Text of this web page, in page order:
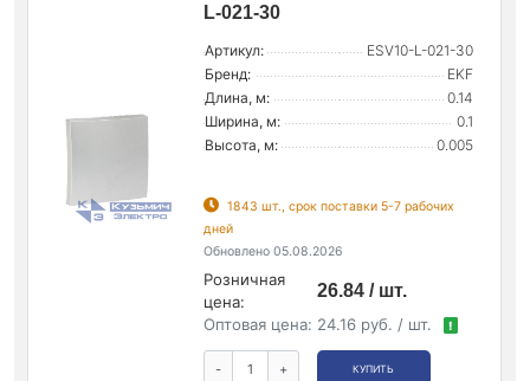
L-021-30
Артикул:
ESV10-L-021-30
Бренд:
EKF
Длина, м:
0.14
Ширина, м:
0.1
Высота, м:
0.005
1843 шт., срок поставки 5-7 рабочих
дней
Обновлено 05.08.2026
Розничная
цена:
26.84 / шт.
Оптовая цена: 24.16 руб. / шт. !
- + КУПИТЬ